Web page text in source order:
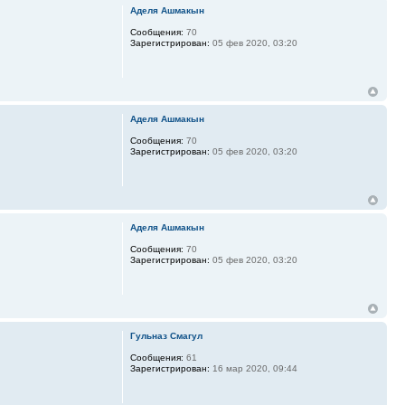
Аделя Ашмакын
Сообщения: 70
Зарегистрирован: 05 фев 2020, 03:20
Аделя Ашмакын
Сообщения: 70
Зарегистрирован: 05 фев 2020, 03:20
Аделя Ашмакын
Сообщения: 70
Зарегистрирован: 05 фев 2020, 03:20
Гульназ Смагул
Сообщения: 61
Зарегистрирован: 16 мар 2020, 09:44